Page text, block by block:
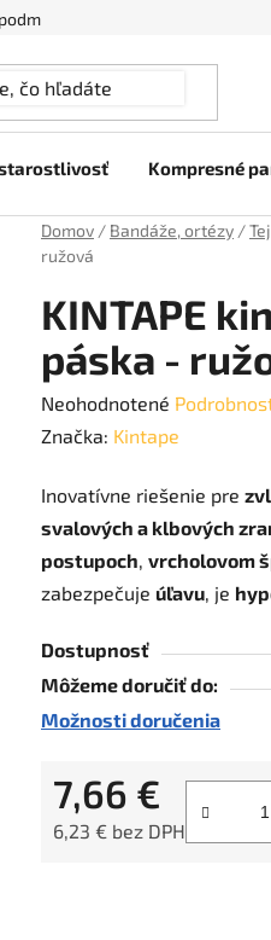
Kompresné
Domov / Bandáže, ortézy /
ružová
KINTAPE
páska -
Priemerné
hodnotenie
je
0,0
z
5
Neohodnotené
Značka: Kintape
Inovatívne riešenie pre
svalových a klbových
postupoch, vrcholovom
zabezpečuje úľavu, je
Dostupnosť
Môžeme doručiť do:
Možnosti doručenia
7,66 €
6,23 € bez DPH